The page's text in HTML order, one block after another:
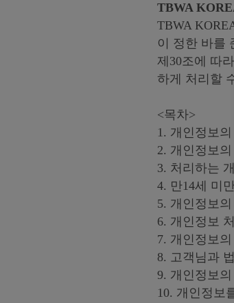
TBWA
TBWA
이 정한 바를
제30조에 따
하게 처리할
<목차>
1. 개인정보
2. 개인정보의
3. 처리하는
4. 만14세 미
5. 개인정보의
6. 개인정보
7. 개인정보
8. 고객님과
9. 개인정보
10. 개인정보